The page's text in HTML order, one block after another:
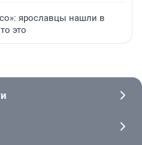
ярославцы нашли в
это